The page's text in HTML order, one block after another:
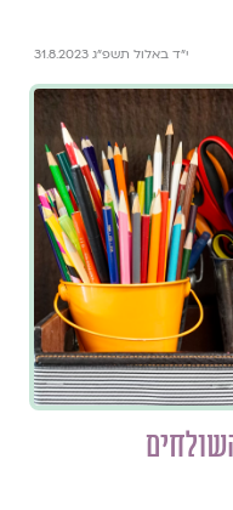
י״ד באלול תשפ״ג 31.8.2023